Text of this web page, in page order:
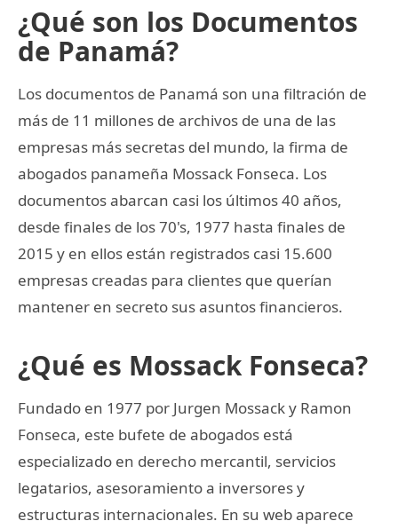
¿Qué son los Documentos
de Panamá?
Los documentos de Panamá son una filtración de
más de 11 millones de archivos de una de las
empresas más secretas del mundo, la firma de
abogados panameña Mossack Fonseca. Los
documentos abarcan casi los últimos 40 años,
desde finales de los 70's, 1977 hasta finales de
2015 y en ellos están registrados casi 15.600
empresas creadas para clientes que querían
mantener en secreto sus asuntos financieros.
¿Qué es Mossack Fonseca?
Fundado en 1977 por Jurgen Mossack y Ramon
Fonseca, este bufete de abogados está
especializado en derecho mercantil, servicios
legatarios, asesoramiento a inversores y
estructuras internacionales. En su web aparece